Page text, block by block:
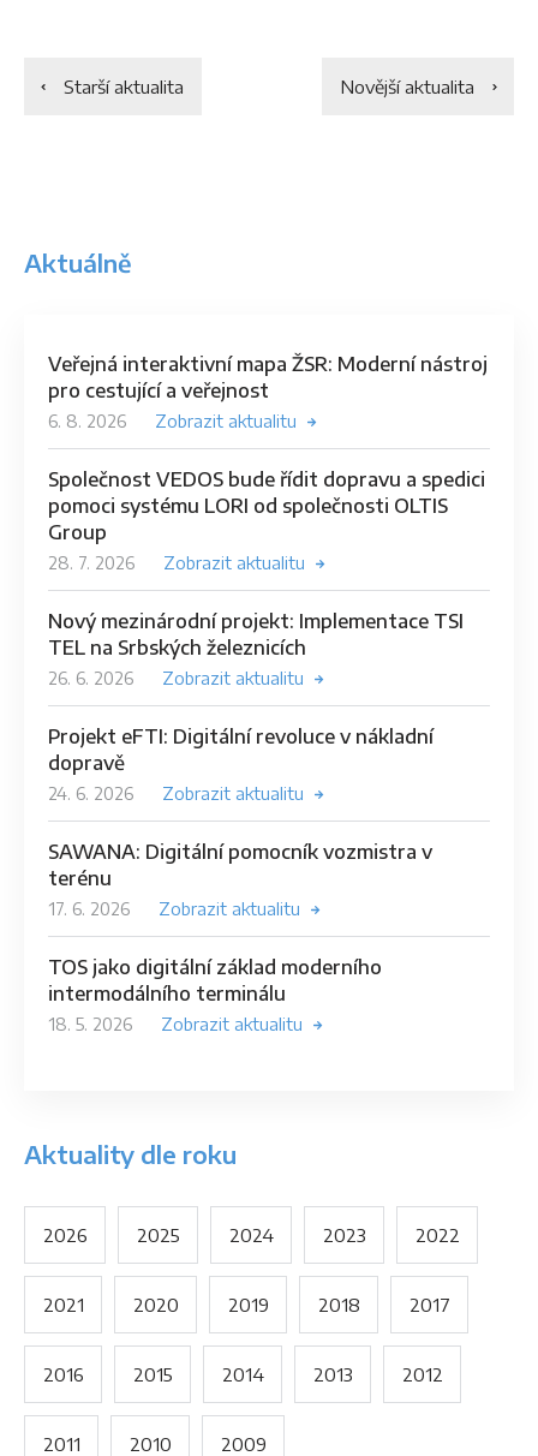
Starší aktualita Novější aktualita
Aktuálně
Veřejná interaktivní mapa ŽSR: Moderní nástroj
pro cestující a veřejnost
6. 8. 2026 Zobrazit aktualitu
Společnost VEDOS bude řídit dopravu a spedici
pomoci systému LORI od společnosti OLTIS
Group
28. 7. 2026 Zobrazit aktualitu
Nový mezinárodní projekt: Implementace TSI
TEL na Srbských železnicích
26. 6. 2026 Zobrazit aktualitu
Projekt eFTI: Digitální revoluce v nákladní
dopravě
24. 6. 2026 Zobrazit aktualitu
SAWANA: Digitální pomocník vozmistra v
terénu
17. 6. 2026 Zobrazit aktualitu
TOS jako digitální základ moderního
intermodálního terminálu
18. 5. 2026 Zobrazit aktualitu
Aktuality dle roku
2026 2025 2024 2023 2022
2021 2020 2019 2018 2017
2016 2015 2014 2013 2012
2011 2010 2009